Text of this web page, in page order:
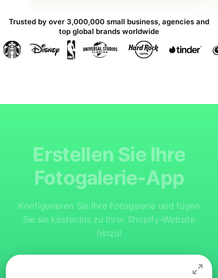
Trusted by over 3,000,000 small business, agencies and
top global brands worldwide
Erstellen Sie Ihre
Fotogalerie-App
Konfigurieren Sie Ihre Fotogalerie und fügen
Sie sie kostenlos zu Ihrer Shopify-Website
hinzu!